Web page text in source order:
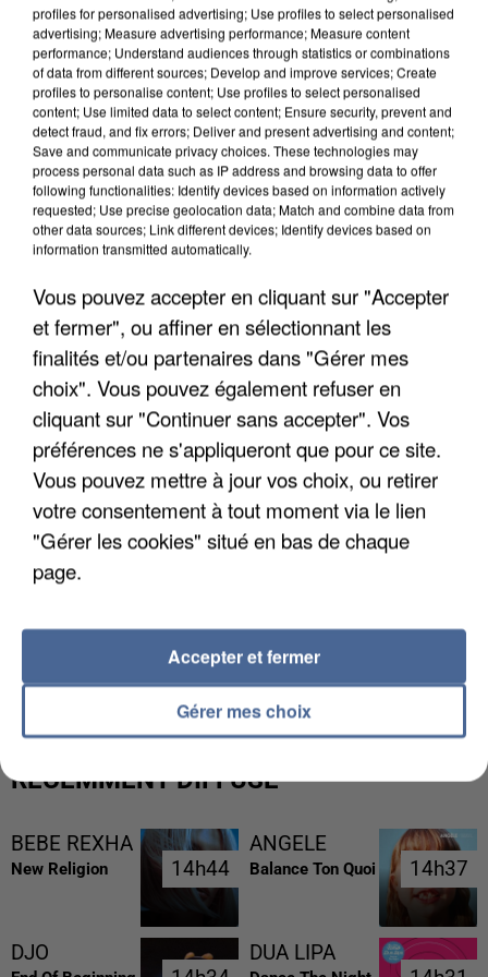
UN SECOND CADRE DE LA DZ MAFIA
INTERPELLÉ EN ALGÉRIE
UNE TOURISTE DE L’OISE EMPORTÉE PAR UNE
COULÉE DE BOUE EN HAUTE-SAVOIE
RÉCEMMENT DIFFUSÉ
BEBE REXHA
New Religion 14h44
14h44
ANGELE
Balance Ton Quoi 14h37
14h37
DJO DUA LIPA
profiles for personalised advertising; Use profiles to select personalised
advertising; Measure advertising performance; Measure content
performance; Understand audiences through statistics or combinations
of data from different sources; Develop and improve services; Create
profiles to personalise content; Use profiles to select personalised
content; Use limited data to select content; Ensure security, prevent and
detect fraud, and fix errors; Deliver and present advertising and content;
Save and communicate privacy choices. These technologies may
process personal data such as IP address and browsing data to offer
following functionalities: Identify devices based on information actively
requested; Use precise geolocation data; Match and combine data from
other data sources; Link different devices; Identify devices based on
information transmitted automatically.
Vous pouvez accepter en cliquant sur "Accepter
et fermer", ou affiner en sélectionnant les
finalités et/ou partenaires dans "Gérer mes
choix". Vous pouvez également refuser en
cliquant sur "Continuer sans accepter". Vos
préférences ne s'appliqueront que pour ce site.
Vous pouvez mettre à jour vos choix, ou retirer
votre consentement à tout moment via le lien
"Gérer les cookies" situé en bas de chaque
page.
Gérer mes choix
Accepter et fermer